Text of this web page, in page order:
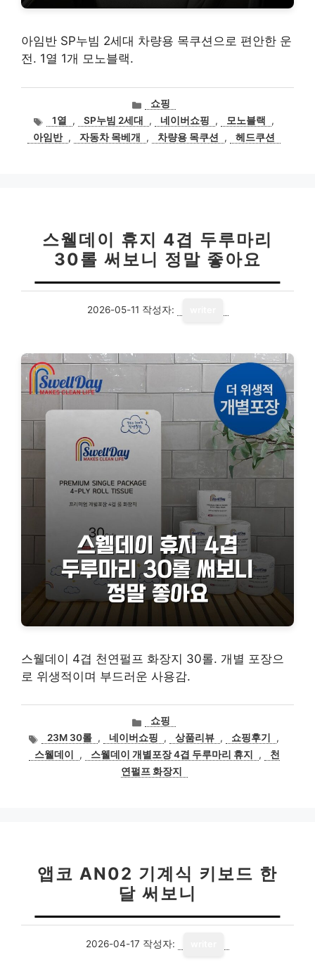
아임반 SP누빔 2세대 차량용 목쿠션으로 편안한 운
전. 1열 1개 모노블랙.
카
고
리
쇼핑
태
그
1열 , SP누빔 2세대 , 네이버쇼핑 , 모노블랙
,
아임반 , 자동차 목베개 , 차량용 목쿠션 , 헤드쿠션
스웰데이 휴지 4겹 두루마리
30롤 써보니 정말 좋아요
2026-05-11 작성자:
스웰데이 4겹 천연펄프 화장지 30롤. 개별 포장으
로 위생적이며 부드러운 사용감.
카
테
고
리
쇼핑
태
그
23M 30롤 , 네이버쇼핑 , 상품리뷰 , 쇼핑후기
,
스웰데이
, 스웰데이 개별포장 4겹 두루마리 휴지 ,
천
연펄프 화장지
앱코 AN02 기계식 키보드 한
달 써보니
2026-04-17 작성자: